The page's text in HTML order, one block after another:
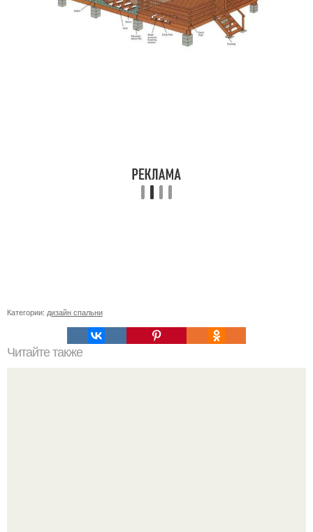
Категории: дизайн спальни
Читайте также